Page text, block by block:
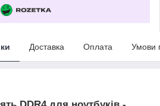
Доставка Оплата Умови